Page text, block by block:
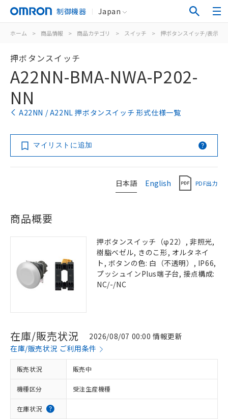
制御機器 Japan
ホーム > 商品情報 > 商品カテゴリ > スイッチ > 押ボタンスイッチ/表示灯
押ボタンスイッチ
A22NN-BMA-NWA-P202-
NN
A22NN / A22NL 押ボタンスイッチ 形式仕様一覧
マイリストに追加
日本語 English PDF出力
商品概要
押ボタンスイッチ（φ22）, 非照光,
樹脂ベゼル, きのこ形, オルタネイ
ト, ボタンの色: 白（不透明）, IP66,
プッシュインPlus端子台, 接点構成:
NC/-/NC
在庫/販売状況
2026/08/07 00:00 情報更新
在庫/販売状況 ご利用条件
販売状況 販売中
機種区分 受注生産機種
在庫状況